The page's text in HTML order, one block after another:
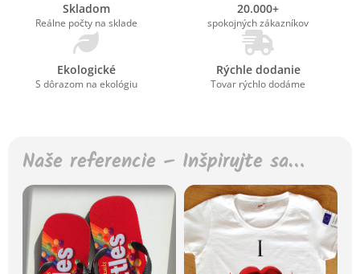
Skladom
Reálne počty na sklade
20.000+
spokojných zákazníkov
Ekologické
S dôrazom na ekológiu
Rýchle dodanie
Tovar rýchlo dodáme
Naše referencie – Inšpirujte sa…